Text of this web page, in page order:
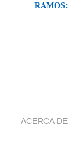
ACERCA DE